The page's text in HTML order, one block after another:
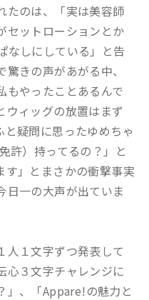
たのは、「実は美容師
セットローションとか
なしにしている」と告
きの声があがる中、
もやったことあるんで
ウィッグの放置はまず
疑問に思ったゆめちゃ
許）持ってるの？」と
す」とまさかの衝撃事実
日一の大声が出ていま
人１文字ずつ発表して
心３文字チャレンジに
」、「Appare!の魅力と